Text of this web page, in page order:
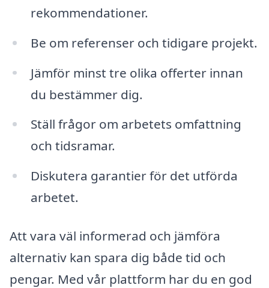
rekommendationer.
Be om referenser och tidigare projekt.
Jämför minst tre olika offerter innan
du bestämmer dig.
Ställ frågor om arbetets omfattning
och tidsramar.
Diskutera garantier för det utförda
arbetet.
Att vara väl informerad och jämföra
alternativ kan spara dig både tid och
pengar. Med vår plattform har du en god